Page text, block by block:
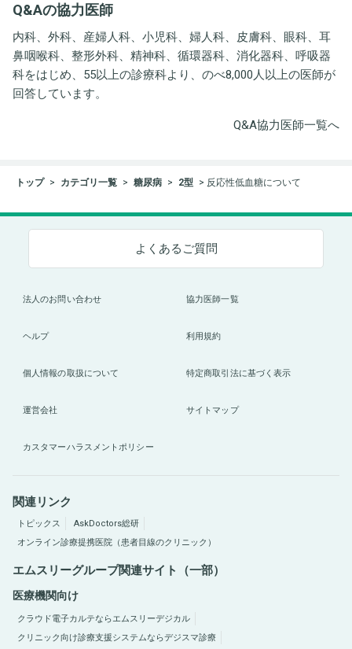
Q&Aの協力医師
内科、外科、産婦人科、小児科、婦人科、皮膚科、眼科、耳
鼻咽喉科、整形外科、精神科、循環器科、消化器科、呼吸器
科をはじめ、55以上の診療科より、のべ8,000人以上の医師が
回答しています。
Q&A協力医師一覧へ
トップ カテゴリ一覧 糖尿病 2型 反応性低血糖について
よくあるご質問
法人のお問い合わせ 協力医師一覧
ヘルプ 利用規約
個人情報の取扱について 特定商取引法に基づく表示
運営会社 サイトマップ
カスタマーハラスメントポリシー
関連リンク
トピックス
AskDoctors総研
オンライン診療提携医院（患者目線のクリニック）
エムスリーグループ関連サイト（一部）
医療機関向け
クラウド電子カルテならエムスリーデジカル
クリニック向け診療支援システムならデジスマ診療